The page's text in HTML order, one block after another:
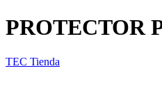
PROTECTOR
TEC Tienda